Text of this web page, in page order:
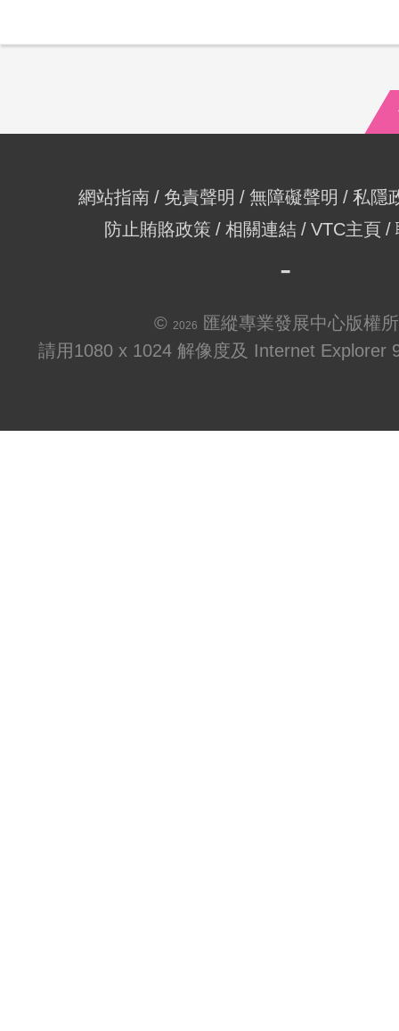
網站指南 免責聲明 無障礙聲明
私隱
防止賄賂政策
相關連結 VTC主頁
© 2026
匯縱專業發展中心版權
請用1080 x 1024 解像度及 Internet Explorer